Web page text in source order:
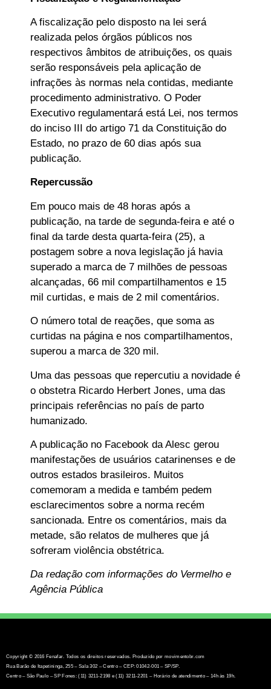
A fiscalização pelo disposto na lei será
realizada pelos órgãos públicos nos
respectivos âmbitos de atribuições, os quais
serão responsáveis pela aplicação de
infrações às normas nela contidas, mediante
procedimento administrativo. O Poder
Executivo regulamentará está Lei, nos termos
do inciso III do artigo 71 da Constituição do
Estado, no prazo de 60 dias após sua
publicação.
Repercussão
Em pouco mais de 48 horas após a
publicação, na tarde de segunda-feira e até o
final da tarde desta quarta-feira (25), a
postagem sobre a nova legislação já havia
superado a marca de 7 milhões de pessoas
alcançadas, 66 mil compartilhamentos e 15
mil curtidas, e mais de 2 mil comentários.
O número total de reações, que soma as
curtidas na página e nos compartilhamentos,
superou a marca de 320 mil.
Uma das pessoas que repercutiu a novidade é
o obstetra Ricardo Herbert Jones, uma das
principais referências no país de parto
humanizado.
A publicação no Facebook da Alesc gerou
manifestações de usuários catarinenses e de
outros estados brasileiros. Muitos
comemoram a medida e também pedem
esclarecimentos sobre a norma recém
sancionada. Entre os comentários, mais da
metade, são relatos de mulheres que já
sofreram violência obstétrica.
Da redação com informações do Vermelho e
Agência Pública
Copyright © 2016 Fenafar. Todos os direitos reservados. Produzido por movimentobr.com
Rua Barão de Itapetininga, 255 – Sala 302 – Centro – CEP: 01042-001 – SP/SP.
Centro – São Paulo – SP Fones: (11) 3211-2198 e (11) 3211-2201 – Horário de atendimento – 14h às 19h.